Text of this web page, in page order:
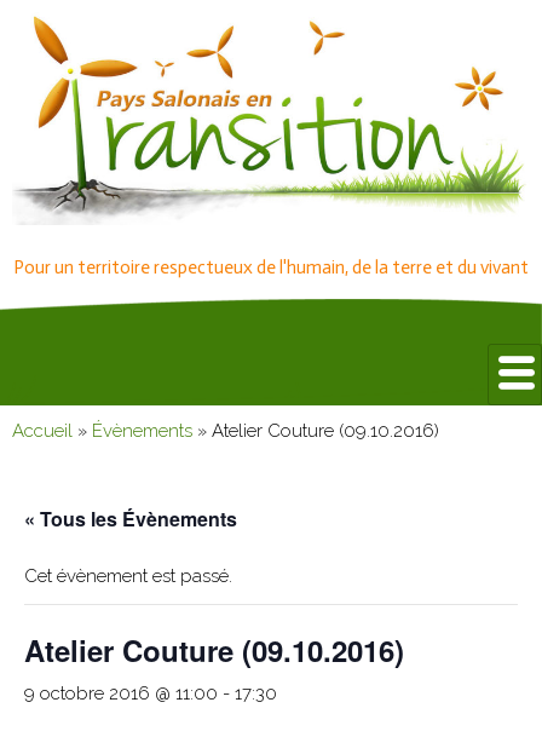
Pour un territoire respectueux de l'humain, de la terre et du vivant
Accueil » Évènements » Atelier Couture (09.10.2016)
« Tous les Évènements
Cet évènement est passé.
Atelier Couture (09.10.2016)
9 octobre 2016 @ 11:00 - 17:30